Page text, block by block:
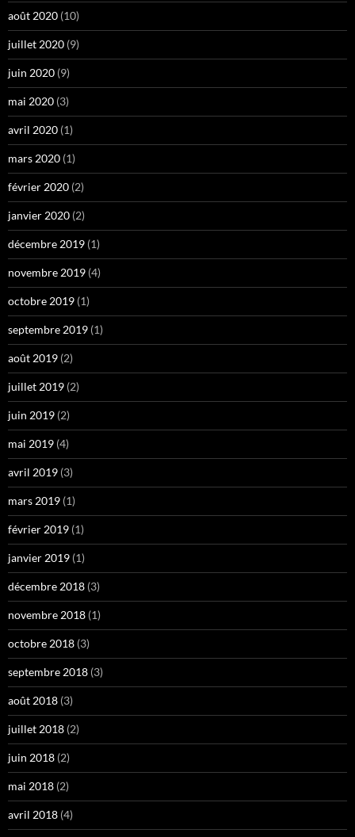
août 2020 (10)
juillet 2020 (9)
juin 2020 (9)
mai 2020 (3)
avril 2020 (1)
mars 2020 (1)
février 2020 (2)
janvier 2020 (2)
décembre 2019 (1)
novembre 2019 (4)
octobre 2019 (1)
septembre 2019 (1)
août 2019 (2)
juillet 2019 (2)
juin 2019 (2)
mai 2019 (4)
avril 2019 (3)
mars 2019 (1)
février 2019 (1)
janvier 2019 (1)
décembre 2018 (3)
novembre 2018 (1)
octobre 2018 (3)
septembre 2018 (3)
août 2018 (3)
juillet 2018 (2)
juin 2018 (2)
mai 2018 (2)
avril 2018 (4)